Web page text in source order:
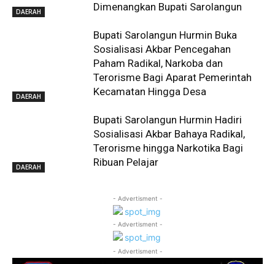
DAERAH
Dimenangkan Bupati Sarolangun
DAERAH
Bupati Sarolangun Hurmin Buka
Sosialisasi Akbar Pencegahan
Paham Radikal, Narkoba dan
Terorisme Bagi Aparat Pemerintah
Kecamatan Hingga Desa
DAERAH
Bupati Sarolangun Hurmin Hadiri
Sosialisasi Akbar Bahaya Radikal,
Terorisme hingga Narkotika Bagi
Ribuan Pelajar
- Advertisment -
- Advertisment -
- Advertisment -